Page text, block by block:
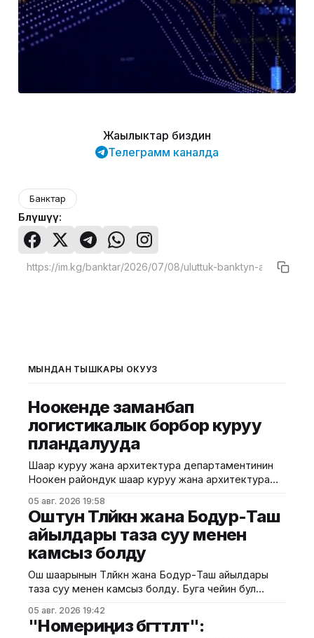
Жаңылыктар биздин
Телеграмм каналда
Банктар
Бөлүшүү:
МЫНДАН ТЫШКАРЫ ОКУҢУЗ
Ноокенде заманбап
логистикалык борбор куруу
пландалууда
Шаар куруу жана архитектура департаментинин
Ноокен райондук шаар куруу жана архитектура
районундагы Кызыл-Туу айылынын Кен-Сай
тилкесинде курула турган мөмө-жемиштерди
сактоочу транспорттук-логистикалык борбордун
эскиздик долбоорун иштеп чыкты. Курулуш
министрлигинин маалыматына ылайык, долбоор
айыл чарба продукцияларын сактоо, кайра
иштетүү жана ташуу үчүн заманбап
05 авг. 2026 19:58
Оштун Төлөйкөн жана Бодур-Таш
айылдары таза суу менен
камсыз болду
Ош шаарынын Төлөйкөн жана Бодур-Таш айылдары
таза суу менен камсыз болду. Буга чейин бул
шаардык мэриясынын малыматына ылайык, учурда
эки айылдагы жалпысынан 900 кожолукка таза суу
05 авг. 2026 19:42
"Номериңиз бөгөттөлөт":